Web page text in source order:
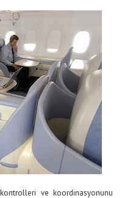
kontrolleri ve koordinasyonunu